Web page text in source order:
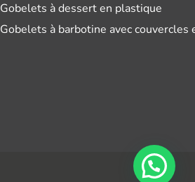
Gobelets à dessert en plastique
Gobelets à barbotine avec couvercles